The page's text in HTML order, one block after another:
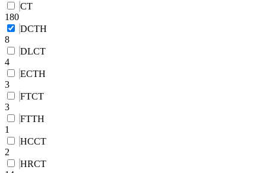
CT
180
DCTH
8
DLCT
4
ECTH
3
FTCT
3
FTTH
1
HCCT
2
HRCT